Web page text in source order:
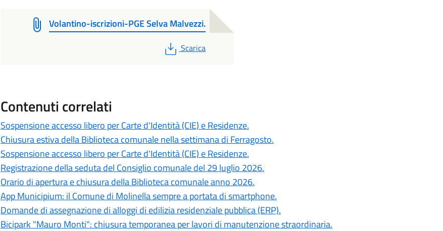
Volantino-iscrizioni-PGE Selva Malvezzi.
PDF
Scarica
Contenuti correlati
Sospensione accesso libero per Carte d'Identità (CIE) e Residenze.
Chiusura estiva della Biblioteca comunale nella settimana di Ferragosto.
Sospensione accesso libero per Carte d'Identità (CIE) e Residenze.
Registrazione della seduta del Consiglio comunale del 29 luglio 2026.
Orario di apertura e chiusura della Biblioteca comunale anno 2026.
App Municipium: il Comune di Molinella sempre a portata di smartphone.
Domande di assegnazione di alloggi di edilizia residenziale pubblica (ERP).
Bicipark "Mauro Monti": chiusura temporanea per lavori di manutenzione straordinaria.